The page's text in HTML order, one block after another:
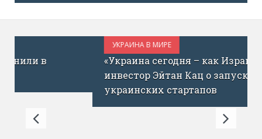
«Украина сегодня – как Израиль до ICQ»:
инвестор Эйтан Кац о запуске фонда для
украинских стартапов